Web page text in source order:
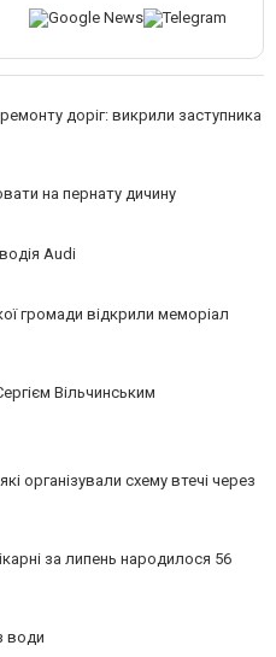
доріг: викрили заступника
на пернату дичину
Audi
громади відкрили меморіал
Вільчинським
організували схему втечі через
за липень народилося 56
води